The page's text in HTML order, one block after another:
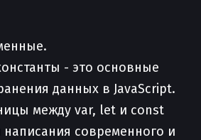
- это основные
данных в JavaScript.
между var, let и const
современного и